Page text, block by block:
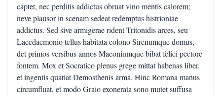
captet, nec perditis addictus obruat vino mentis calorem;
neve plausor in scenam sedeat redemptus histrioniae
addictus. Sed sive armigerae rident Tritonidis arces, seu
Lacedaemonio tellus habitata colono Sirenumque domus,
det primos versibus annos Maeoniumque bibat felici pectore
fontem. Mox et Socratico plenus grege mittat habenas liber,
et ingentis quatiat Demosthenis arma. Hinc Romana manus
circumfluat, et modo Graio exonerata sono mutet suffusa